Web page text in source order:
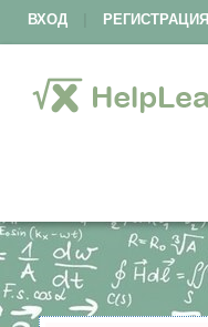
ВХОД РЕГИСТРАЦИЯ